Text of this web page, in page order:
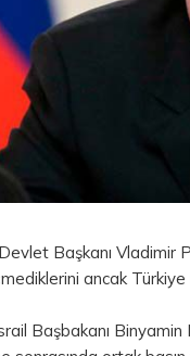
Başkanı Vladimir
ancak Türkiye
Başbakanı Binyamin